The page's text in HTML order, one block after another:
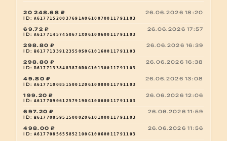
20 248.68 ₽ 26.06.2026 18:20
ID: A61771520037691A0G10070011791103
69.72 ₽ 26.06.2026 17:57
ID: A61771457458671X0G10060011791103
298.80 ₽ 26.06.2026 16:39
ID: B61771339123550S0G10160011791103
298.80 ₽ 26.06.2026 16:38
ID: B61771338483870R0G10130011791103
49.80 ₽ 26.06.2026 13:08
ID: A6177100851500120G10080011791103
199.20 ₽ 26.06.2026 12:06
ID: A6177090612579190G10060011791103
697.20 ₽ 26.06.2026 11:59
ID: B61770859515000Z0G10100011791103
498.00 ₽ 26.06.2026 11:56
ID: A61770856558521O0G10060011791103